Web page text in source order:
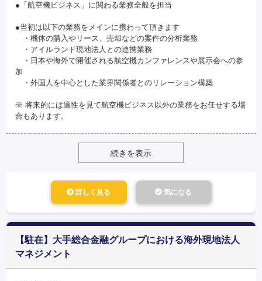
●「航空機ビジネス」に関わる業務全般を担当
●当初は以下の業務をメインに携わって頂きます
・機体の購入やリース、売却などの案件の分析業務
・アイルランド現地法人との連携業務
・日本や海外で開催される航空機カンファレンスや展示会への参
加
・外国人を中心とした業界関係者とのリレーション構築
※ 将来的には適性を見て航空機ビジネス以外の業務をお任せする場
合もあります。
続きを表示
詳しく見る 気になる
【駐在】大手総合金融グループにおける海外現地法人
マネジメント